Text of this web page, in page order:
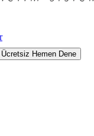
Ücretsiz Hemen Dene